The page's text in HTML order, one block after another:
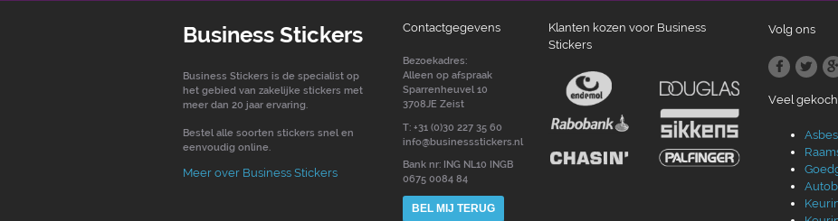
Business Stickers
Business Stickers is de specialist op
het gebied van zakelijke stickers met
meer dan 20 jaar ervaring.
Bestel alle soorten stickers snel en
eenvoudig online.
Meer over Business Stickers
Contactgegevens
Bezoekadres:
Alleen op afspraak
Sparrenheuvel 10
3708JE Zeist
T: +31 (0)30 227 35 60
info@businessstickers.nl
Bank nr: ING NL10 INGB
0675 0084 84
BEL MIJ TERUG
Klanten kozen voor Business
Stickers
Volg ons
Veel